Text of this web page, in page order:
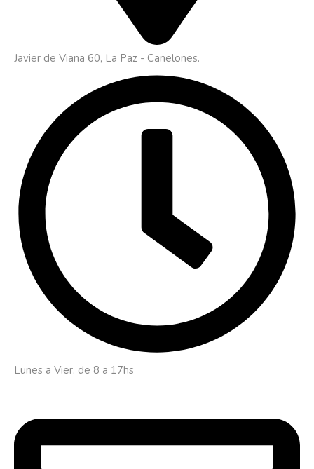
Javier de Viana 60, La Paz - Canelones.
Lunes a Vier. de 8 a 17hs